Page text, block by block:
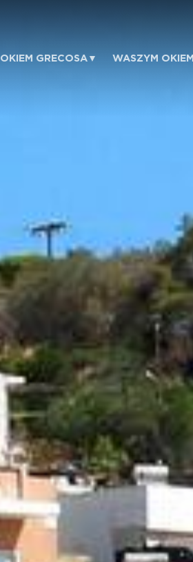
OKIEM GRECOSA WASZYM OKIEM